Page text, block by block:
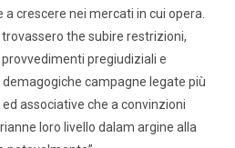
crescere nei mercati in cui opera.
trovassero the subire restrizioni,
pregiudiziali e
campagne legate più
associative che a convinzioni
loro livello dalam argine alla